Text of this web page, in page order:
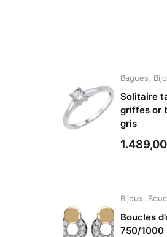
Bagues
Solitaire
griffes or
gris
1.489,00
Bijoux
Boucles
750/1000